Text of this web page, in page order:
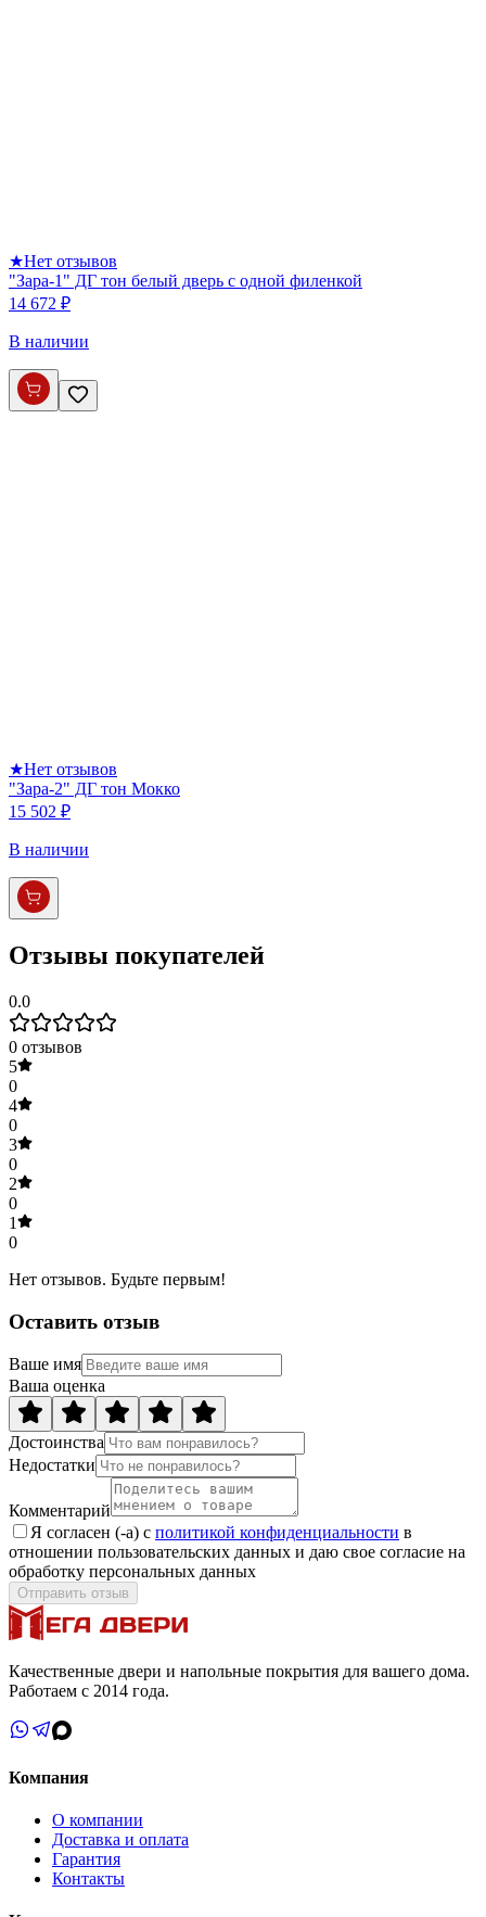
★Нет отзывов
"Зара-1" ДГ тон белый дверь с одной филенкой
14 672 ₽
В наличии
★Нет отзывов
"Зара-2" ДГ тон Мокко
15 502 ₽
В наличии
Отзывы покупателей
0.0
0 отзывов
5
0
4
0
3
0
2
0
1
0
Нет отзывов. Будьте первым!
Оставить отзыв
Ваше имя
Ваша оценка
Достоинства
Недостатки
Комментарий
Я согласен (-а) с политикой конфиденциальности в
отношении пользовательских данных и даю свое согласие на
обработку персональных данных
Отправить отзыв
Качественные двери и напольные покрытия для вашего дома.
Работаем с 2014 года.
Компания
О компании
Доставка и оплата
Гарантия
Контакты